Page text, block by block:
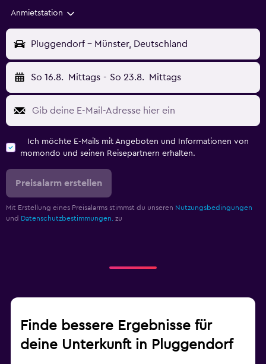
Anmietstation
Pluggendorf - Münster, Deutschland
So 16.8. Mittags - So 23.8. Mittags
Ich möchte E-Mails mit Angeboten und Informationen von
momondo und seinen Reisepartnern erhalten.
Preisalarm erstellen
Mit Erstellung eines Preisalarms stimmst du unseren Nutzungsbedingungen
und Datenschutzbestimmungen. zu
Finde bessere Ergebnisse für
deine Unterkunft in Pluggendorf